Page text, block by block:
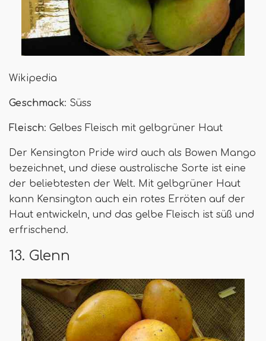
Wikipedia
Geschmack: Süss
Fleisch: Gelbes Fleisch mit gelbgrüner Haut
Der Kensington Pride wird auch als Bowen Mango
bezeichnet, und diese australische Sorte ist eine
der beliebtesten der Welt. Mit gelbgrüner Haut
kann Kensington auch ein rotes Erröten auf der
Haut entwickeln, und das gelbe Fleisch ist süß und
erfrischend.
13. Glenn